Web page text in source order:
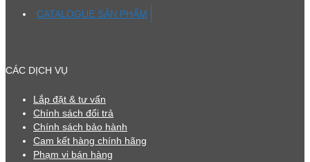
CATALOGUE SẢN PHẨM
CÁC DỊCH VỤ
Lắp đặt & tư vấn
Chính sách đổi trả
Chính sách bảo hành
Cam kết hàng chính hãng
Phạm vi bán hàng